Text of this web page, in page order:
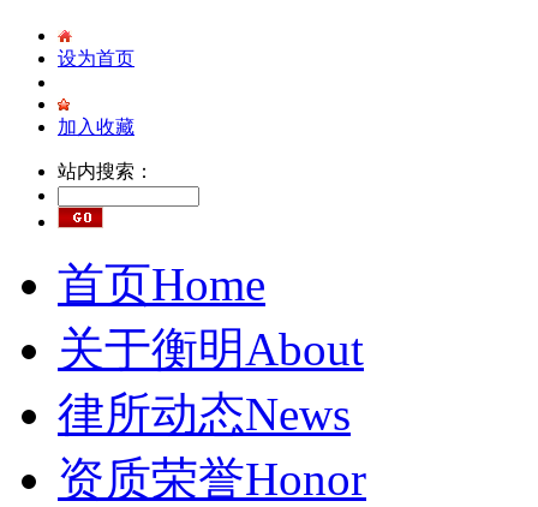
设为首页
加入收藏
站内搜索：
首页Home
关于衡明About
律所动态News
资质荣誉Honor